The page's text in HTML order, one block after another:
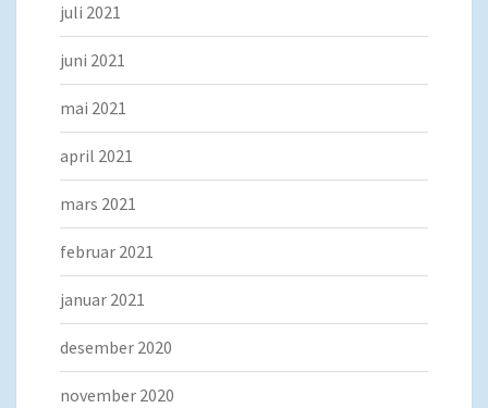
juli 2021
juni 2021
mai 2021
april 2021
mars 2021
februar 2021
januar 2021
desember 2020
november 2020